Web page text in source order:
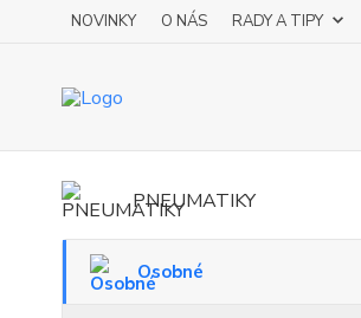
NOVINKY O NÁS RADY A TIPY
PNEUMATIKY
Osobné